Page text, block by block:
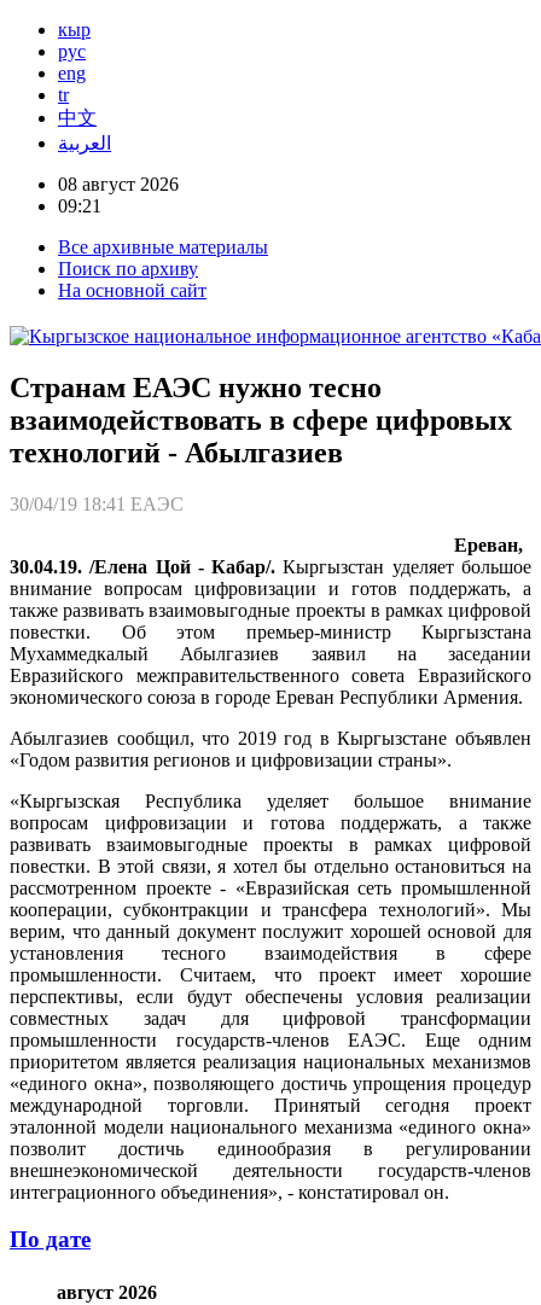
кыр
рус
eng
tr
中文
العربية
08 август 2026
09:21
Все архивные материалы
Поиск по архиву
На основной сайт
Странам ЕАЭС нужно тесно
взаимодействовать в сфере цифровых
технологий - Абылгазиев
30/04/19 18:41 ЕАЭС
Ереван,
30.04.19. /Елена Цой - Кабар/. Кыргызстан уделяет большое
внимание вопросам цифровизации и готов поддержать, а
также развивать взаимовыгодные проекты в рамках цифровой
повестки. Об этом премьер-министр Кыргызстана
Мухаммедкалый Абылгазиев заявил на заседании
Евразийского межправительственного совета Евразийского
экономического союза в городе Ереван Республики Армения.
Абылгазиев сообщил, что 2019 год в Кыргызстане объявлен
«Годом развития регионов и цифровизации страны».
«Кыргызская Республика уделяет большое внимание
вопросам цифровизации и готова поддержать, а также
развивать взаимовыгодные проекты в рамках цифровой
повестки. В этой связи, я хотел бы отдельно остановиться на
рассмотренном проекте - «Евразийская сеть промышленной
кооперации, субконтракции и трансфера технологий». Мы
верим, что данный документ послужит хорошей основой для
установления тесного взаимодействия в сфере
промышленности. Считаем, что проект имеет хорошие
перспективы, если будут обеспечены условия реализации
совместных задач для цифровой трансформации
промышленности государств-членов ЕАЭС. Еще одним
приоритетом является реализация национальных механизмов
«единого окна», позволяющего достичь упрощения процедур
международной торговли. Принятый сегодня проект
эталонной модели национального механизма «единого окна»
позволит достичь единообразия в регулировании
внешнеэкономической деятельности государств-членов
интеграционного объединения», - констатировал он.
По дате
август 2026